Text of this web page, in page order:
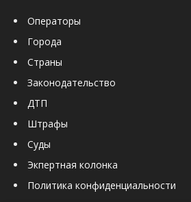
Операторы
Города
Страны
Законодательство
ДТП
Штрафы
Суды
Экпертная колонка
Политика конфиденциальности